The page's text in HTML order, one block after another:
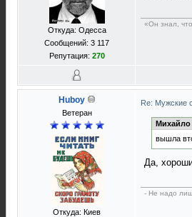
Откуда: Одесса
Сообщений: 3 117
Репутация: 270
«Он знал,
Huboy
Ветеран
Откуда: Киев
Re: Мужские
Михайло
вышла
Да,
- Не надо